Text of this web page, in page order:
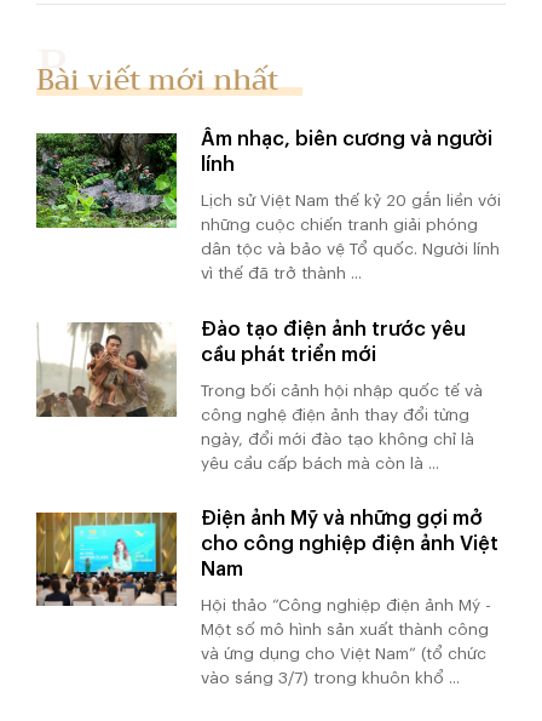
Bài viết mới nhất
Âm nhạc, biên cương và người
lính
Lịch sử Việt Nam thế kỷ 20 gắn liền với
những cuộc chiến tranh giải phóng
dân tộc và bảo vệ Tổ quốc. Người lính
vì thế đã trở thành ...
Đào tạo điện ảnh trước yêu
cầu phát triển mới
Trong bối cảnh hội nhập quốc tế và
công nghệ điện ảnh thay đổi từng
ngày, đổi mới đào tạo không chỉ là
yêu cầu cấp bách mà còn là ...
Điện ảnh Mỹ và những gợi mở
cho công nghiệp điện ảnh Việt
Nam
Hội thảo “Công nghiệp điện ảnh Mỹ -
Một số mô hình sản xuất thành công
và ứng dụng cho Việt Nam” (tổ chức
vào sáng 3/7) trong khuôn khổ ...